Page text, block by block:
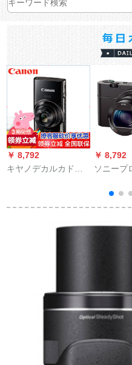
￥ 8,792
キヤノデカルカド
ラセト
￥ 8,792
ソニープ
公式表示